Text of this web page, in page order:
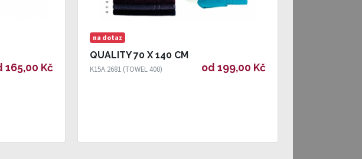
165,00 Kč
na dotaz
QUALITY 70 X 140 CM
K15A.2681 (TOWEL 400) od 199,00 Kč